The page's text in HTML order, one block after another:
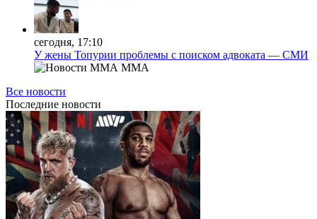
сегодня, 17:10
У жены Топурии проблемы с поиском адвоката — СМИ
MMA
Все новости
Последние новости